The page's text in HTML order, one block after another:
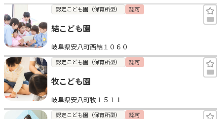
お気に入り
見学日記
メッセージ
おすすめの園
認定こども園（保育所型） 認可
結こども園
岐阜県安八町西結１０６０
認定こども園（保育所型） 認可
牧こども園
岐阜県安八町牧１５１１
認定こども園（保育所型） 認可